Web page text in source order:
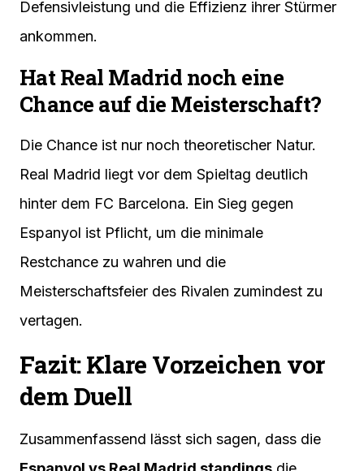
Defensivleistung und die Effizienz ihrer Stürmer
ankommen.
Hat Real Madrid noch eine
Chance auf die Meisterschaft?
Die Chance ist nur noch theoretischer Natur.
Real Madrid liegt vor dem Spieltag deutlich
hinter dem FC Barcelona. Ein Sieg gegen
Espanyol ist Pflicht, um die minimale
Restchance zu wahren und die
Meisterschaftsfeier des Rivalen zumindest zu
vertagen.
Fazit: Klare Vorzeichen vor
dem Duell
Zusammenfassend lässt sich sagen, dass die